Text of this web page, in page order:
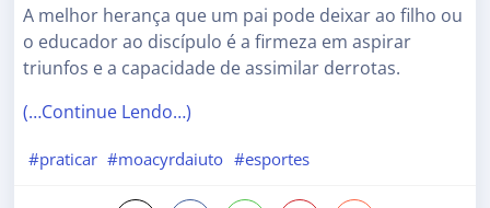
A melhor herança que um pai pode deixar ao filho ou
o educador ao discípulo é a firmeza em aspirar
triunfos e a capacidade de assimilar derrotas.
(…Continue Lendo…)
#praticar #moacyrdaiuto #esportes